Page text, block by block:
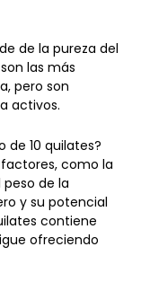
las más
pero son
activos.
como la
de la
y su potencial
contiene
ofreciendo